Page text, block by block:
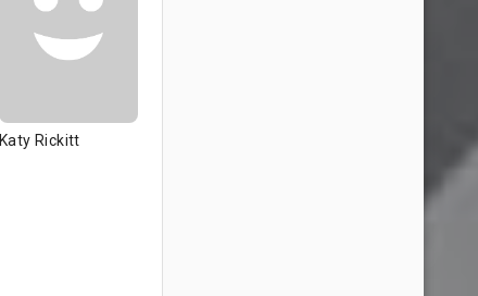
Katy Rickitt